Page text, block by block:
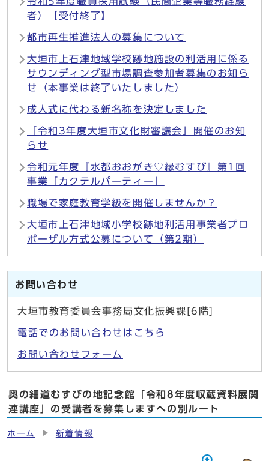
者）【受付終了】
都市再生推進法人の募集について
大垣市上石津地域学校跡地施設の利活用に係る
サウンディング型市場調査参加者募集のお知ら
せ（本事業は終了いたしました）
成人式に代わる新名称を決定しました
「令和3年度大垣市文化財審議会」開催のお知
らせ
令和元年度『水都おおがき♡縁むすび』第1回
事業「カクテルパーティー」
職場で家庭教育学級を開催しませんか？
大垣市上石津地域小学校跡地利活用事業者プロ
ポーザル方式公募について（第2期）
お問い合わせ
大垣市教育委員会事務局文化振興課[6階]
電話でのお問い合わせはこちら
お問い合わせフォーム
奥の細道むすびの地記念館「令和8年度収蔵資料展関
連講座」の受講者を募集しますへの別ルート
ホーム 新着情報